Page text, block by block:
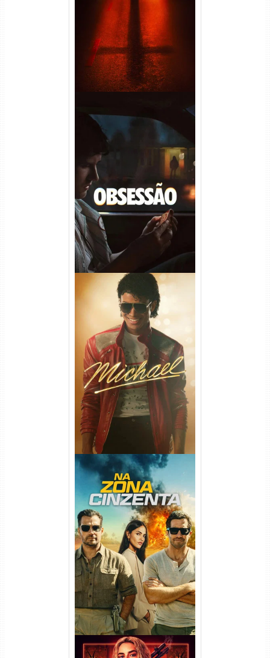
Áudio
Obsessão Torrent (2026)
WEB-DL 1080p/4K Dual
Áudio
Michael Torrent (2026) WEB-
DL 1080p/4K Dual Áudio
Na Zona Cinzenta Torrent
(2026) WEB-DL 1080p/4K
Dual Áudio